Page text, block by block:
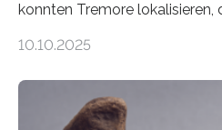
konnten Tremore lokalisieren,
Vulkan? Was passiert in der
erzeugt durch Magma oder
Schlote einen Weg nach oben
10.10.2025